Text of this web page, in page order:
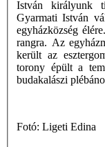
István királyunk
Gyarmati István
egyházközség
rangra. Az
került az
torony épült a
budakalászi
Fotó: Ligeti Edina